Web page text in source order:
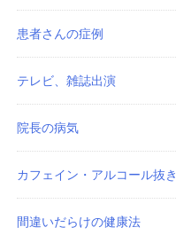
患者さんの症例
テレビ、雑誌出演
院長の病気
カフェイン・アルコール抜き
間違いだらけの健康法